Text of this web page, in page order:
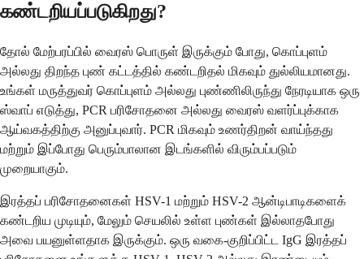
கண்டறியப்படுகிறது?
தோல் மேற்பரப்பில் வைரஸ் பொருள் இருக்கும் போது, ​​கொப்புளம்
அல்லது திறந்த புண் கட்டத்தில் கண்டறிதல் மிகவும் துல்லியமானது.
உங்கள் மருத்துவர் கொப்புளம் அல்லது புண்ணிலிருந்து நேரடியாக ஒரு
ஸ்வாப் எடுத்து, PCR பரிசோதனை அல்லது வைரஸ் வளர்ப்புக்காக
ஆய்வகத்திற்கு அனுப்புவார். PCR மிகவும் உணர்திறன் வாய்ந்தது
மற்றும் இப்போது பெரும்பாலான இடங்களில் விரும்பப்படும்
முறையாகும்.
இரத்தப் பரிசோதனைகள் HSV-1 மற்றும் HSV-2 ஆன்டிபாடிகளைக்
கண்டறிய முடியும், மேலும் செயலில் உள்ள புண்கள் இல்லாதபோது
அவை பயனுள்ளதாக இருக்கும். ஒரு வகை-குறிப்பிட்ட IgG இரத்தப்